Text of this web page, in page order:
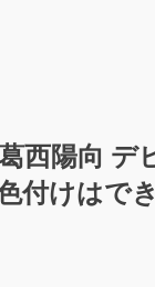
西陽向 デ
付けはで